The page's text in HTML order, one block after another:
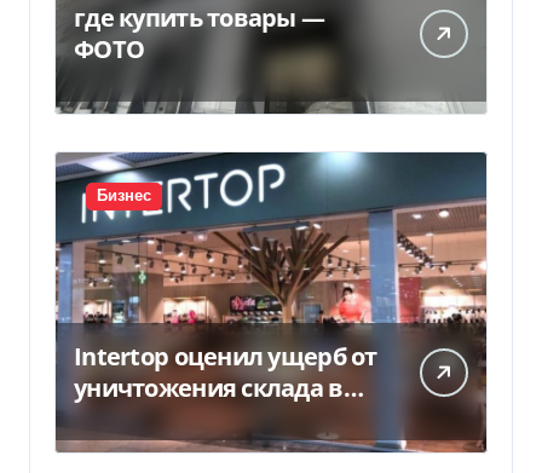
где купить товары —
ФОТО
Бизнес
Intertop оценил ущерб от
уничтожения склада в